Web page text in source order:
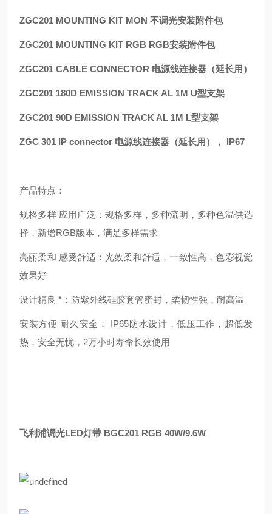
ZGC201 MOUNTING KIT MON 不调光安装附件包
ZGC201 MOUNTING KIT RGB RGB安装附件包
ZGC201 CABLE CONNECTOR 电源线连接器（延长用）
ZGC201 180D EMISSION TRACK AL 1M U型支架
ZGC201 90D EMISSION TRACK AL 1M L型支架
ZGC 301 IP connector 电源线连接器（延长用）， IP67
产品特点：
规格多样 应用广泛：规格多样，多种流明，多种色温供选
择，新增RGB版本，满足多样需求
亮丽柔和 感受舒适：光效柔和舒适，一致性高，色彩视觉
效果好
设计精良 *：防紫外线硅胶套管密封，柔韧性强，耐高温
安装方便 耐久安全： IP65防水设计，低压工作，超低发
热，安全无忧，2万小时寿命长效使用
飞利浦调光LED灯带 BGC201 RGB 40W/9.6W